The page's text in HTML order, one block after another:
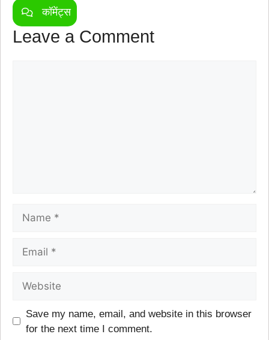
कॉमेंट्स
Leave a Comment
Save my name, email, and website in this browser
for the next time I comment.